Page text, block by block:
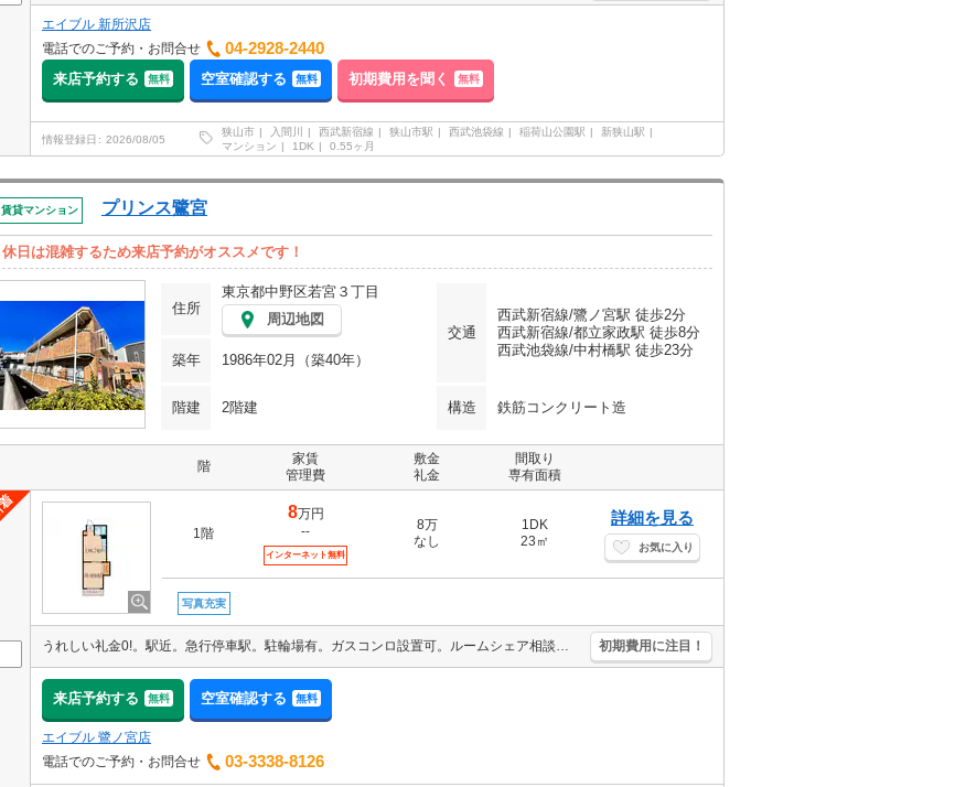
エイブル 新所沢店
電話でのご予約・お問合せ
04-2928-2440
来店予約する 無料 空室確認する 無料 初期費用を聞く 無料
情報登録日 2026/08/05
狭山市 入間川 西武新宿線 狭山市駅 西武池袋線 稲荷山公園駅
新狭山駅
マンション
1DK 0.55ヶ月
賃貸マンション プリンス鷺宮
休日は混雑するため来店予約がオススメです！
住所
東京都中野区若宮３丁目
周辺地図
交通
西武新宿線/鷺ノ宮駅 徒歩2分
西武新宿線/都立家政駅 徒歩8分
西武池袋線/中村橋駅 徒歩23分
築年 1986年02月（築40年）
階建 2階建 構造 鉄筋コンクリート造
階
家賃
管理費
敷金
礼金
間取り
専有面積
1階
8万円
--
インターネット無料
8万
なし
1DK
23㎡
詳細を見る
お気に入り
写真充実
うれしい礼金0!。駅近。急行停車駅。駐輪場有。ガスコンロ設置可。ルームシェア相談可。J:COM InMyRoom対応。清掃費実費。 初期費用に注目！
来店予約する 無料 空室確認する 無料
エイブル 鷺ノ宮店
電話でのご予約・お問合せ
03-3338-8126